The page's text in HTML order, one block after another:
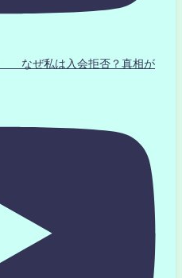
なぜ私は入会拒否？真相が